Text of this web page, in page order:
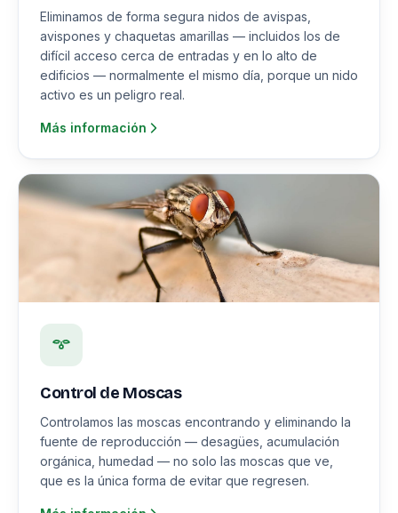
Eliminamos de forma segura nidos de avispas,
avispones y chaquetas amarillas — incluidos los de
difícil acceso cerca de entradas y en lo alto de
edificios — normalmente el mismo día, porque un nido
activo es un peligro real.
Más información
Control de Moscas
Controlamos las moscas encontrando y eliminando la
fuente de reproducción — desagües, acumulación
orgánica, humedad — no solo las moscas que ve,
que es la única forma de evitar que regresen.